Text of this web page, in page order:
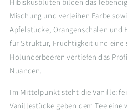
Mischung und verleihen Farbe
Apfelstücke, Orangenschalen und
für Struktur, Fruchtigkeit und eine
Holunderbeeren vertiefen das
Nuancen.
Im Mittelpunkt steht die Vanille:
Vanillestücke geben dem Tee eine